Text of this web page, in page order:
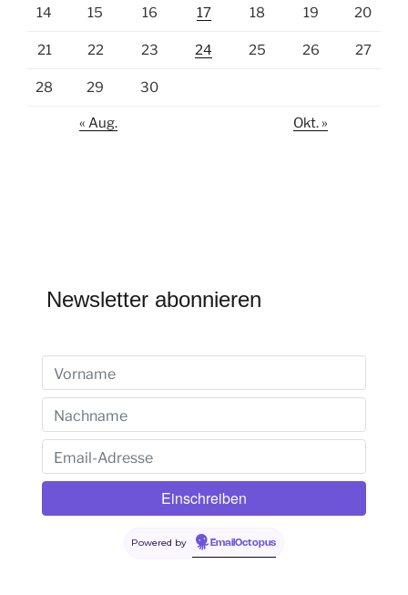
14 15 16 17 18 19 20
21 22 23 24 25 26 27
28 29 30
« Aug. Okt. »
Newsletter abonnieren
Powered by EmailOctopus